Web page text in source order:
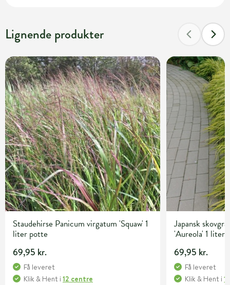
Lignende produkter
Staudehirse Panicum virgatum 'Squaw' 1
liter potte
69,95 kr.
Få leveret
Klik & Hent i 12 centre
Japansk
'Aureola' 1 liter
69,95 kr.
Få leveret
Klik & Hent i